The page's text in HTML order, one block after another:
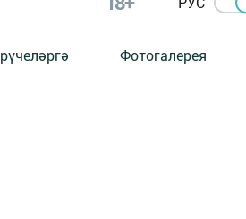
Фотогалерея